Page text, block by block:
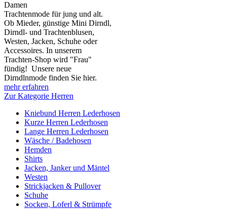
Damen
Trachtenmode für jung und alt.
Ob Mieder, günstige Mini Dirndl,
Dirndl- und Trachtenblusen,
Westen, Jacken, Schuhe oder
Accessoires. In unserem
Trachten-Shop wird "Frau"
fündig! Unsere neue
Dirndlnmode finden Sie hier.
mehr erfahren
Zur Kategorie Herren
Kniebund Herren Lederhosen
Kurze Herren Lederhosen
Lange Herren Lederhosen
Wäsche / Badehosen
Hemden
Shirts
Jacken, Janker und Mäntel
Westen
Strickjacken & Pullover
Schuhe
Socken, Loferl & Strümpfe